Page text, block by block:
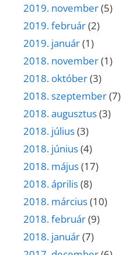
2019. november(5)
2019. február(2)
2019. január(1)
2018. november(1)
2018. október(3)
2018. szeptember(7)
2018. augusztus(3)
2018. július(3)
2018. június(4)
2018. május(17)
2018. április(8)
2018. március(10)
2018. február(9)
2018. január(7)